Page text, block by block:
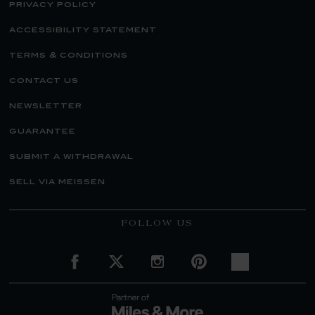
privacy policy
accessibility statement
terms & conditions
contact us
newsletter
guarantee
submit a withdrawal
sell via meissen
FOLLOW US